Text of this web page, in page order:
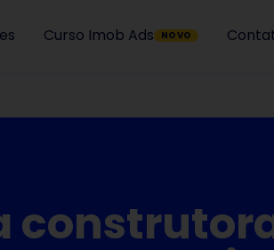
Curso Imob Ads NOVO